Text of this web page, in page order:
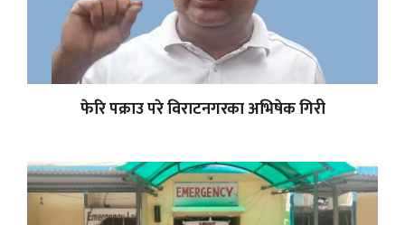
फेरि पक्राउ परे विराटनगरका अभिषेक गिरी